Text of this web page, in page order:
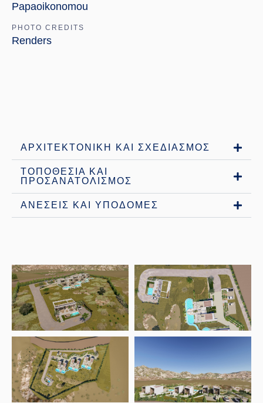
Papaoikonomou
PHOTO CREDITS
Renders
ΑΡΧΙΤΕΚΤΟΝΙΚΗ ΚΑΙ ΣΧΕΔΙΑΣΜΟΣ
ΤΟΠΟΘΕΣΙΑ ΚΑΙ
ΠΡΟΣΑΝΑΤΟΛΙΣΜΟΣ
ΑΝΕΣΕΙΣ ΚΑΙ ΥΠΟΔΟΜΕΣ
Open link Open link